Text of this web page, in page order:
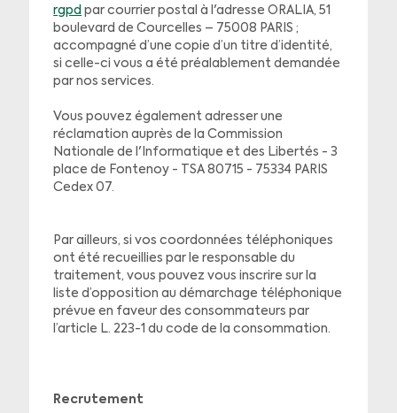
rgpd par courrier postal à l'adresse ORALIA, 51
boulevard de Courcelles – 75008 PARIS ;
accompagné d’une copie d’un titre d’identité,
si celle-ci vous a été préalablement demandée
par nos services.
Vous pouvez également adresser une
réclamation auprès de la Commission
Nationale de l'Informatique et des Libertés - 3
place de Fontenoy - TSA 80715 - 75334 PARIS
Cedex 07.
Par ailleurs, si vos coordonnées téléphoniques
ont été recueillies par le responsable du
traitement, vous pouvez vous inscrire sur la
liste d’opposition au démarchage téléphonique
prévue en faveur des consommateurs par
l’article L. 223-1 du code de la consommation.
Recrutement